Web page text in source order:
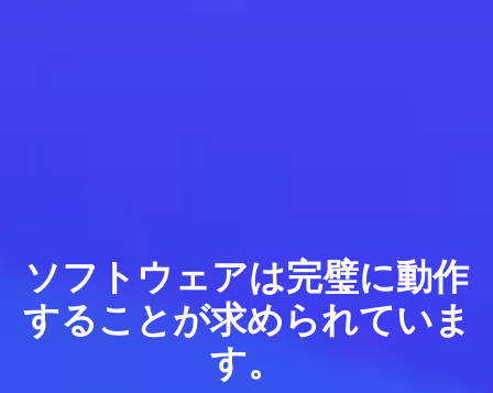
ソフトウェアは完璧に動作
することが求められていま
す。